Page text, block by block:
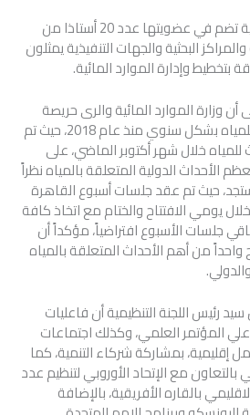
جدير بالذكر أن اللجنة العلمية تضم في عضويتها عدد 20 أستاذا من
البحثية والجهات التنفيذية يمثلون
وإدارة الموارد المائية.
وزارة الموارد المائية والرى حريصة
على عقد اسبوع القاهرة للمياه بشكل سنوي منذ عام 2018، حيث تم
للمياه خلال شهر أكتوبر الماضي، على
الأحداث الدولية المتعلقة بالمياه نظراً
حيث تم عقد جلسات أسبوع القاهرة
يومي الافتتاح والختام مع اتخاذ كافة
جلسات الأسبوع افتراضياً، مؤكداً أن
من أهم الأحداث المتعلقة بالمياه
رئيس اللجنة التنظيمية أن فاعليات
المؤتمر العلمي، وكذلك اجتماعات
بمشاركة شركاء التنمية، كما
مع الإتحاد الأوروبي لتنظيم عدد
بالقاره الأفريقية، بالإضافة